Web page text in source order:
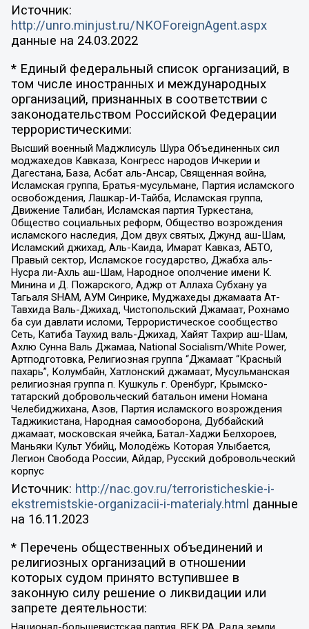
Источник:
http://unro.minjust.ru/NKOForeignAgent.aspx
данные на 24.03.2022
* Единый федеральный список организаций, в
том числе иностранных и международных
организаций, признанных в соответствии с
законодательством Российской Федерации
террористическими:
Высший военный Маджлисуль Шура Объединенных сил
моджахедов Кавказа, Конгресс народов Ичкерии и
Дагестана, База, Асбат аль-Ансар, Священная война,
Исламская группа, Братья-мусульмане, Партия исламского
освобождения, Лашкар-И-Тайба, Исламская группа,
Движение Талибан, Исламская партия Туркестана,
Общество социальных реформ, Общество возрождения
исламского наследия, Дом двух святых, Джунд аш-Шам,
Исламский джихад, Аль-Каида, Имарат Кавказ, АБТО,
Правый сектор, Исламское государство, Джабха аль-
Нусра ли-Ахль аш-Шам, Народное ополчение имени К.
Минина и Д. Пожарского, Аджр от Аллаха Субхану уа
Тагьаля SHAM, АУМ Синрике, Муджахеды джамаата Ат-
Тавхида Валь-Джихад, Чистопольский Джамаат, Рохнамо
ба суи давлати исломи, Террористическое сообщество
Сеть, Катиба Таухид валь-Джихад, Хайят Тахрир аш-Шам,
Ахлю Сунна Валь Джамаа, National Socialism/White Power,
Артподготовка, Религиозная группа “Джамаат “Красный
пахарь”, Колумбайн, Хатлонский джамаат, Мусульманская
религиозная группа п. Кушкуль г. Оренбург, Крымско-
татарский добровольческий батальон имени Номана
Челебиджихана, Азов, Партия исламского возрождения
Таджикистана, Народная самооборона, Дуббайский
джамаат, московская ячейка, Батал-Хаджи Белхороев,
Маньяки Культ Убийц, Молодёжь Которая Улыбается,
Легион Свобода России, Айдар, Русский добровольческий
корпус
Источник: http://nac.gov.ru/terroristicheskie-i-
ekstremistskie-organizacii-i-materialy.html данные
на 16.11.2023
* Перечень общественных объединений и
религиозных организаций в отношении
которых судом принято вступившее в
законную силу решение о ликвидации или
запрете деятельности: